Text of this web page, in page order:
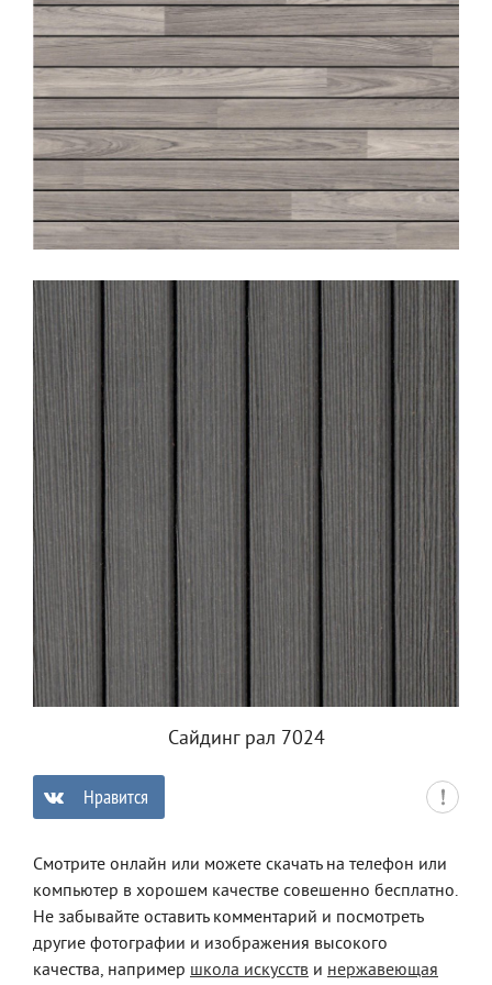
Сайдинг рал 7024
Нравится
Смотрите онлайн или можете скачать на телефон или
компьютер в хорошем качестве совешенно бесплатно.
Не забывайте оставить комментарий и посмотреть
другие фотографии и изображения высокого
качества, например школа искусств и нержавеющая